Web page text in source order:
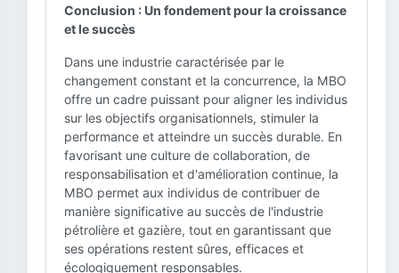
Conclusion : Un fondement pour la croissance
et le succès
Dans une industrie caractérisée par le
changement constant et la concurrence, la MBO
offre un cadre puissant pour aligner les individus
sur les objectifs organisationnels, stimuler la
performance et atteindre un succès durable. En
favorisant une culture de collaboration, de
responsabilisation et d'amélioration continue, la
MBO permet aux individus de contribuer de
manière significative au succès de l'industrie
pétrolière et gazière, tout en garantissant que
ses opérations restent sûres, efficaces et
écologiquement responsables.